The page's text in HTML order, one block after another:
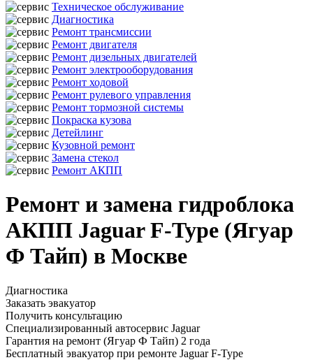
Техническое обслуживание
Диагностика
Ремонт трансмиссии
Ремонт двигателя
Ремонт дизельных двигателей
Ремонт электрооборудования
Ремонт ходовой
Ремонт рулевого управления
Ремонт тормозной системы
Покраска кузова
Детейлинг
Кузовной ремонт
Замена стекол
Ремонт АКПП
Ремонт и замена гидроблока
АКПП Jaguar F-Type (Ягуар
Ф Тайп) в Москве
Диагностика
Заказать эвакуатор
Получить консультацию
Специализированный автосервис Jaguar
Гарантия на ремонт (Ягуар Ф Тайп) 2 года
Бесплатный эвакуатор при ремонте Jaguar F-Type